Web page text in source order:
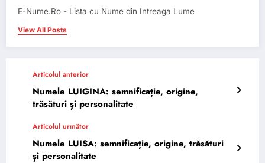
E-Nume.Ro - Lista cu Nume din Intreaga Lume
View All Posts
Articolul anterior
Numele LUIGINA: semnificație, origine,
trăsături și personalitate
Articolul următor
Numele LUISA: semnificație, origine, trăsături
și personalitate